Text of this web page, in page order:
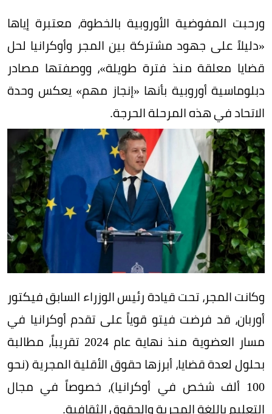
ورحبت المفوضية الأوروبية بالخطوة، معتبرة إياها
«دليلاً على جهود مشتركة بين المجر وأوكرانيا لحل
قضايا معلقة منذ فترة طويلة»، ووصفتها مصادر
دبلوماسية أوروبية بأنها «إنجاز مهم» يعكس وحدة
الاتحاد في هذه المرحلة الحرجة.
وكانت المجر، تحت قيادة رئيس الوزراء السابق فيكتور
أوربان، قد فرضت فيتو قوياً على تقدم أوكرانيا في
مسار العضوية منذ نهاية عام 2024 تقريباً، مطالبة
بحلول لعدة قضايا، أبرزها حقوق الأقلية المجرية (نحو
100 ألف شخص في أوكرانيا)، خصوصاً في مجال
التعليم باللغة المجرية والحقوق الثقافية.